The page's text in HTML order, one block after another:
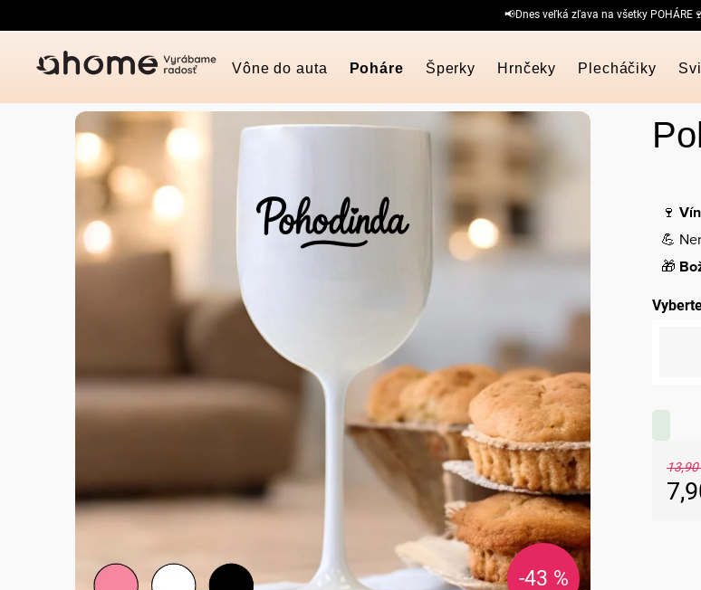
na
📢Dnes veľká zľava na všetky POHÁRE🍷
Vône do auta Poháre Šperky Hrnčeky Plecháčiky
-43 %
🍷
💪
🎁
13,90